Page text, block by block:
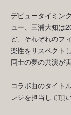
デビュータイミン
ュー、三浦大知は
ど、それぞれのフ
楽性をリスペクト
同士の夢の共演が
コラボ曲のタイト
ンジを担当して頂